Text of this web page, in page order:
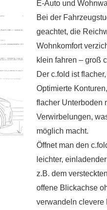
E-Auto und
Bei der
geachtet, die
Wohnkomfort
klein fahren – groß
Der c.fold ist
Optimierte
flacher Unterboden
Verwirbelungen,
möglich macht.
Öffnet man den
leichter,
z.B. dem
offene Blickachse
verwandeln clevere